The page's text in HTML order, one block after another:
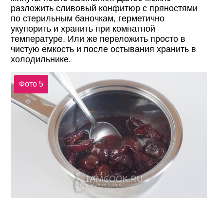
разложить сливовый конфитюр с пряностями
по стерильным баночкам, герметично
укупорить и хранить при комнатной
температуре. Или же переложить просто в
чистую емкость и после остывания хранить в
холодильнике.
Фото 5